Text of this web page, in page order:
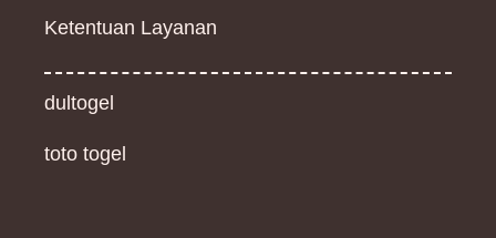
Ketentuan Layanan
dultogel
toto togel